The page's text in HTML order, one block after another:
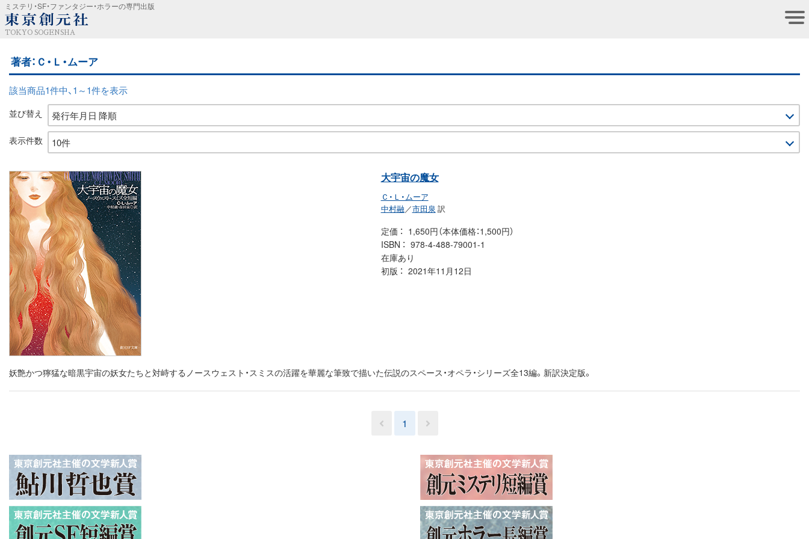
ミステリ・SF・ファンタジー・ホラーの専門出版
TOKYO SOGENSHA
著者：Ｃ・Ｌ・ムーア
該当商品1件中、1～1件を表示
並び替え
表示件数
大宇宙の魔女
Ｃ・Ｌ・ムーア
中村融 ／市田泉 訳
定価
1,650円（本体価格：1,500円）
ISBN
978-4-488-79001-1
在庫あり
初版
2021年11月12日
妖艶かつ獰猛な暗黒宇宙の妖女たちと対峙するノースウェスト・スミスの活躍を華麗な筆致で描いた伝説のスペース・オペラ・シリーズ全13編。新訳決定版。
1